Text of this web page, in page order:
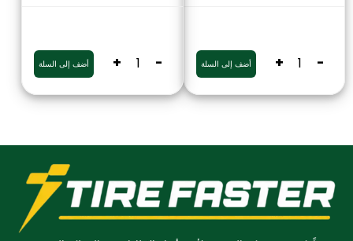
-
+ أضف إلى السلة -
+ أضف إلى السلة